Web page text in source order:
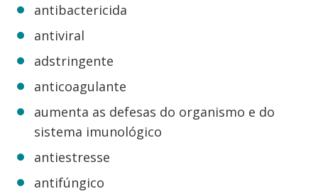
antibactericida
antiviral
adstringente
anticoagulante
aumenta as defesas do organismo e do
sistema imunológico
antiestresse
antifúngico